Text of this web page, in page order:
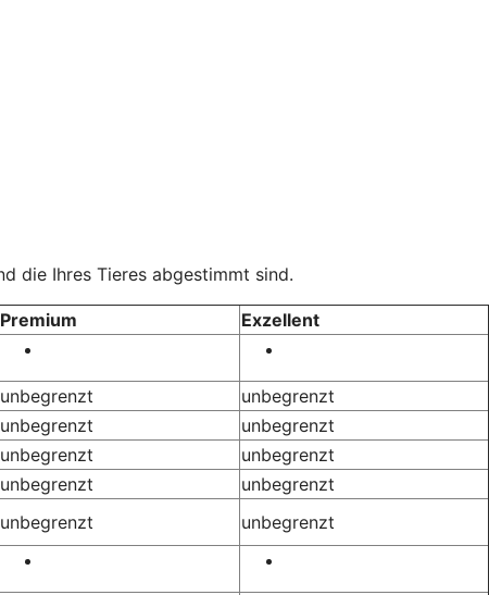
die Ihres Tieres abgestimmt sind.
Premium
Exzellent
unbegrenzt
unbegrenzt
unbegrenzt
unbegrenzt
unbegrenzt
unbegrenzt
unbegrenzt
unbegrenzt
unbegrenzt unbegrenzt